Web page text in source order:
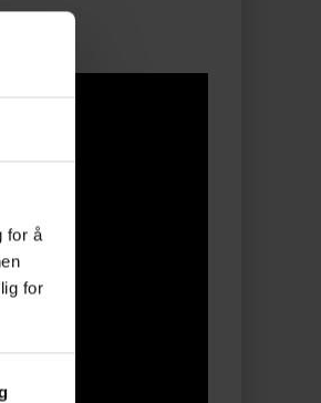
for å
for